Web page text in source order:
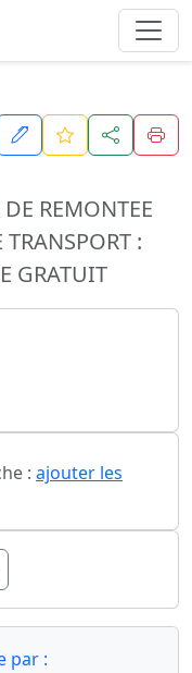
REMONTEE
:
GRATUIT
: ajouter les
par :